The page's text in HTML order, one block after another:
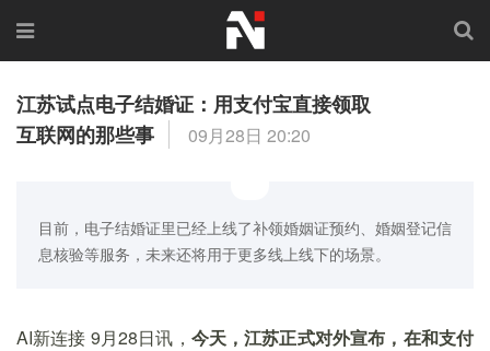
江苏试点电子结婚证：用支付宝直接领取
互联网的那些事
09月28日 20:20
目前，电子结婚证里已经上线了补领婚姻证预约、婚姻登记信
息核验等服务，未来还将用于更多线上线下的场景。
AI新连接 9月28日讯， 今天，江苏正式对外宣布，在和支付